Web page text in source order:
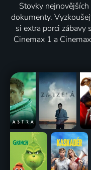
Stovky
dokumenty.
si extra porci zábavy
Cinemax 1 a